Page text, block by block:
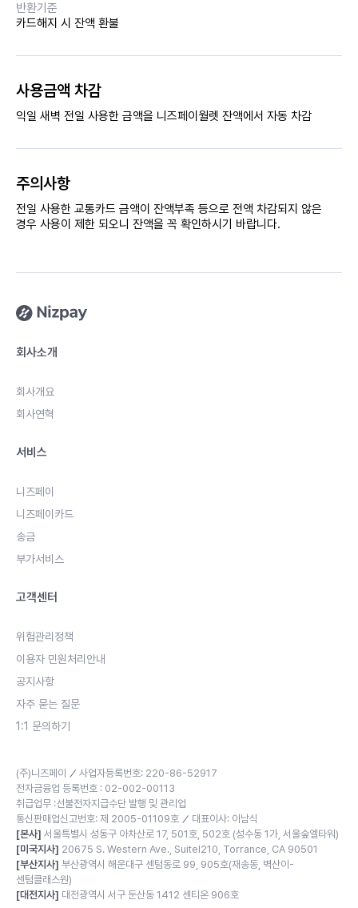
반환기준
카드해지 시 잔액 환불
사용금액 차감
익일 새벽 전일 사용한 금액을 니즈페이월렛 잔액에서 자동 차감
주의사항
전일 사용한 교통카드 금액이 잔액부족 등으로 전액 차감되지 않은
경우 사용이 제한 되오니 잔액을 꼭 확인하시기 바랍니다.
회사소개
회사개요
회사연혁
서비스
니즈페이
니즈페이카드
송금
부가서비스
고객센터
위험관리정책
이용자 민원처리안내
공지사항
자주 묻는 질문
1:1 문의하기
(주)니즈페이 ／ 사업자등록번호: 220-86-52917
전자금융업 등록번호 : 02-002-00113
취급업무 :선불전자지급수단 발행 및 관리업
통신판매업신고번호: 제 2005-01109호 ／ 대표이사: 이남식
[본사] 서울특별시 성동구 아차산로 17, 501호, 502호 (성수동 1가, 서울숲엘타워)
[미국지사] 20675 S. Western Ave., Suitel210, Torrance, CA 90501
[부산지사] 부산광역시 해운대구 센텀동로 99, 905호(재송동, 벽산이-
센텀클래스원)
[대전지사] 대전광역시 서구 둔산동 1412 센티온 906호